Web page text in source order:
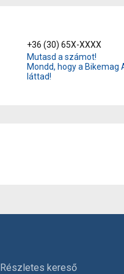
+36 (30) 65X-XXXX
Mutasd a számot!
Mondd, hogy a Bikemag
láttad!
Részletes kereső